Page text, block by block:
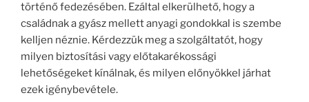
történő fedezésében. Ezáltal elkerülhető, hogy a
családnak a gyász mellett anyagi gondokkal is szembe
kelljen néznie. Kérdezzük meg a szolgáltatót, hogy
milyen biztosítási vagy előtakarékossági
lehetőségeket kínálnak, és milyen előnyökkel járhat
ezek igénybevétele.